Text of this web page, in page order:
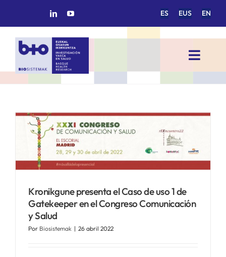
ES EUS EN
Toggle
INICIO
BIOSISTEMAK
ÁREAS DE INVESTIGACIÓN
PROYECTOS/COLABORACIONES
Kronikgune presenta el Caso de uso 1 de
Gatekeeper en el Congreso Comunicación
y Salud
Por Biosistemak | 26 abril 2022